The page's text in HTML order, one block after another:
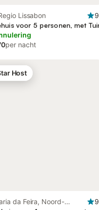
Lissabon
voor 5 personen, met
per nacht
Host
da Feira, Noord-